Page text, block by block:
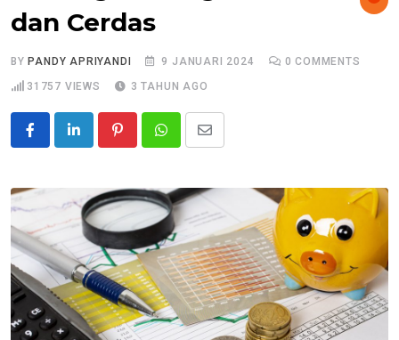
dan Cerdas
BY PANDY APRIYANDI 9 JANUARI 2024 0 COMMENTS
31757 VIEWS 3 TAHUN AGO
PinterestWhatsappShare
Email